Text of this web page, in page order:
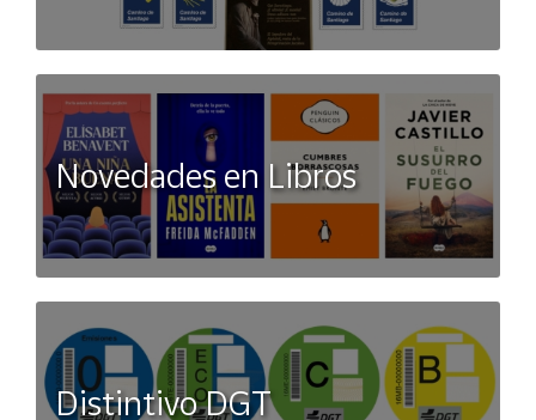
Novedades en Libros
Distintivo DGT